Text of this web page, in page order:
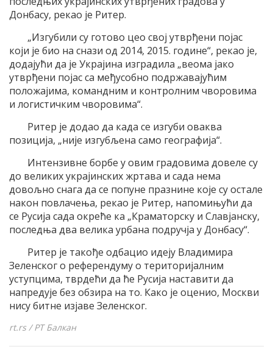
Донбасу, рекао је Ритер.
„Изгубили су готово цео свој утврђени појас
који је био на снази од 2014, 2015. године“, рекао је,
додајући да је Украјина изградила „веома јако
утврђени појас са међусобно подржавајућим
положајима, командним и контролним чворовима
и логистичким чворовима“.
Ритер је додао да када се изгуби оваква
позиција, „није изгубљена само географија“.
Интензивне борбе у овим градовима довеле су
до великих украјинских жртава и сада нема
довољно снага да се попуне празнине које су остале
након повлачења, рекао је Ритер, напомињући да
се Русија сада окреће ка „Краматорску и Славјанску,
последња два велика урбана подручја у Донбасу“.
Ритер је такође одбацио идеју Владимира
Зеленског о референдуму о територијалним
уступцима, тврдећи да ће Русија наставити да
напредује без обзира на то. Како је оценио, Москви
нису битне изјаве Зеленског.
rt.rs / РТ Балкан